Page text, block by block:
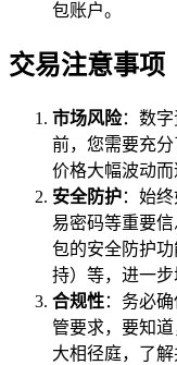
包账户。
交易注意事项
市场风险：数
前，您需要充
价格大幅波动而
安全防护：始
易密码等重要
包的安全防护
持）等，进一步
合规性：务必
管要求，要知
大相径庭，了解